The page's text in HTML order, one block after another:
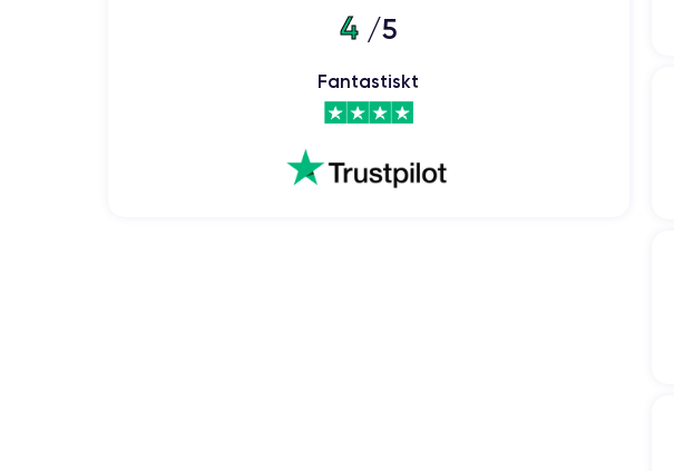
4/5
Fantastiskt